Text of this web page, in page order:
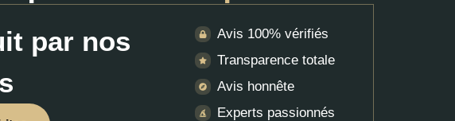
par nos
Avis 100% vérifiés
Transparence totale
Avis honnête
Experts passionnés